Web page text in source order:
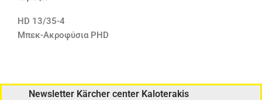
HD 13/35-4
Μπεκ-Ακροφύσια PHD
Newsletter Kärcher center Kaloterakis